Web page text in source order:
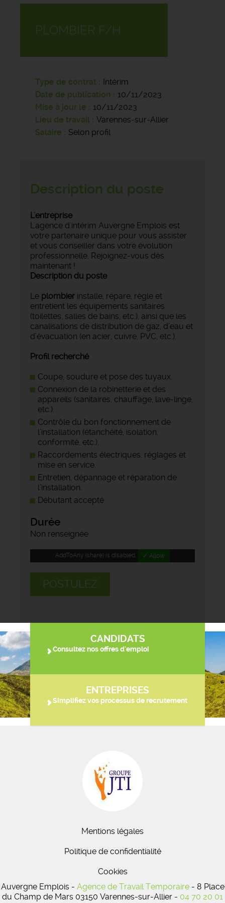
PLOMBIER F/H
Type de contrat
Intérim
Date de publication
10/11/2023
Mise à jour le
10/11/2023
Lieu de travail
Varennes-sur-Allier
Salaire
Selon profil
Description du poste
L'entreprise
L'agence d'intérim Auvergne Emplois est
votre partenaire unique pour vous assister
et vous conseiller dans votre évolution
professionnelle. Rejoignez-vous dès
maintenant !
Description du poste
Le plombier installe, répare, règle et
entretient les équipements sanitaires
(toilettes, salles de bains, etc.), ainsi que les
canalisations de distribution de gaz, d’eau et
d’évacuation (en acier, cuivre, PVC, etc.).
Profil recherché
Coupe, soudure et pose des tuyaux.
Connexion de la robinetterie et des
appareils (sanitaires, chauffage, lave-linge,
etc.).
Contrôle du bon fonctionnement de
l’installation (étanchéité, isolation,
conformité, etc.).
Raccordements électriques, réglages et
mise en service.
Entretien, dépannage et réparation de
l’installation.
Débutant accepté
Durée
Non renseignée
AddToAny (share) is disabled. ✓ Allow
POSTULEZ
CANDIDATS
Consultez nos offres d'emploi
ENTREPRISES
Simplifiez vos processus de recrutement
Mentions légales
Politique de confidentialité
Cookies
Auvergne Emplois - Agence de Travail Temporaire- 8 Place
du Champ de Mars 03150 Varennes-sur-Allier - 04 70 20 01